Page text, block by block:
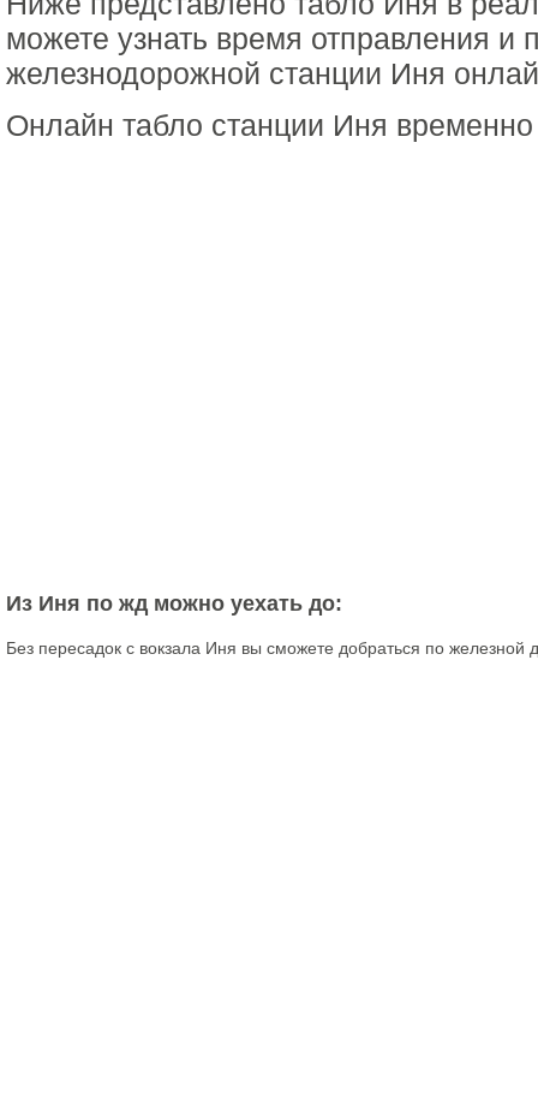
можете узнать время отправления и
железнодорожной станции Иня
Онлайн табло станции Иня временно
Из Иня по жд можно уехать до:
Без пересадок с вокзала Иня вы сможете добраться по железной